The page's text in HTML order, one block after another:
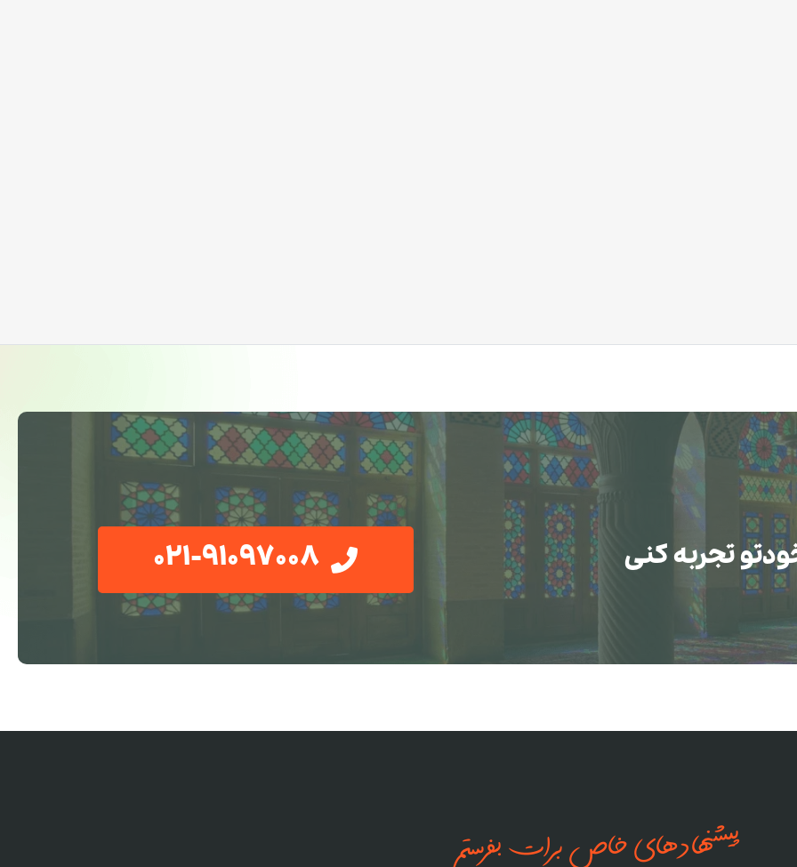
تجربه کنی 021-91097008
پیشنهادهای خاص برات بفرستم